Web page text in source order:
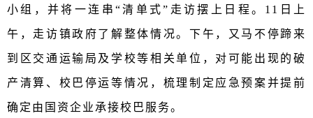
小组，并将一连串“清单式”走访摆上日程。11日上
午，走访镇政府了解整体情况。下午，又马不停蹄来
到区交通运输局及学校等相关单位，对可能出现的破
产清算、校巴停运等情况，梳理制定应急预案并提前
确定由国资企业承接校巴服务。